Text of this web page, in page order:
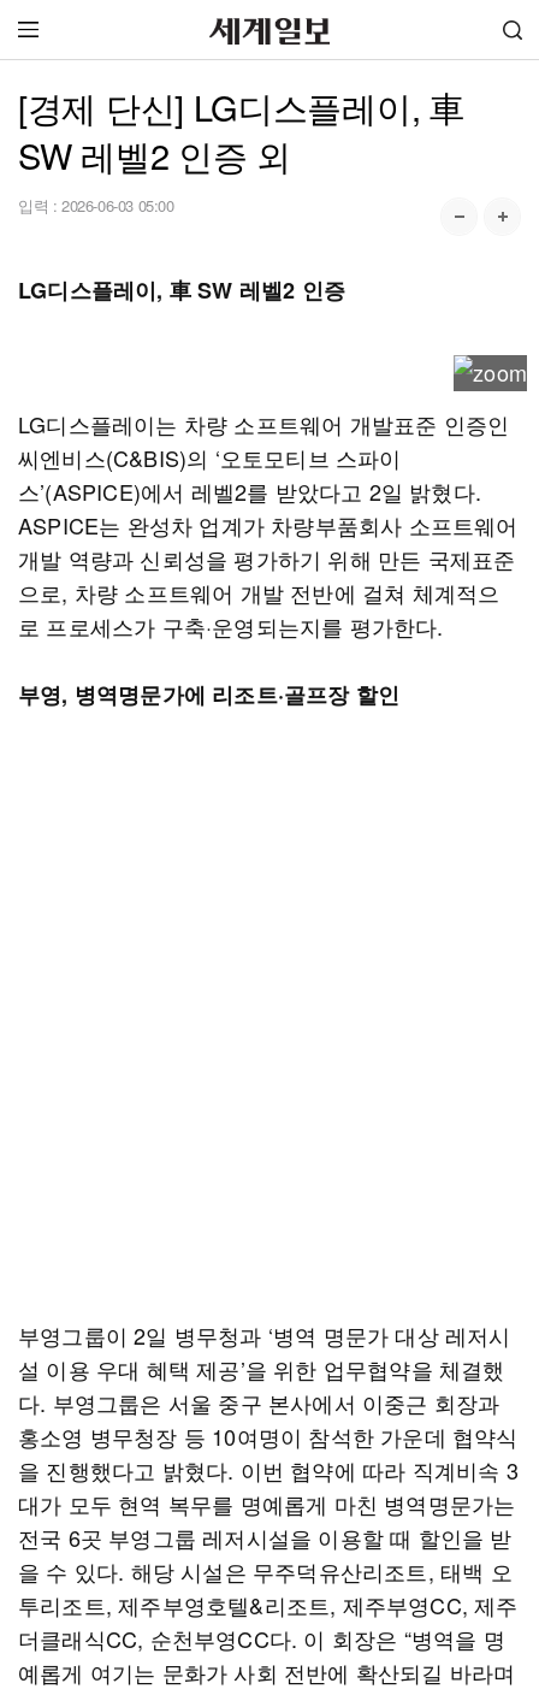
[경제 단신] LG디스플레이, 車
SW 레벨2 인증 외
입력 : 2026-06-03 05:00
LG디스플레이, 車 SW 레벨2 인증
LG디스플레이는 차량 소프트웨어 개발표준 인증인
씨엔비스(C&BIS)의 ‘오토모티브 스파이
스’(ASPICE)에서 레벨2를 받았다고 2일 밝혔다.
ASPICE는 완성차 업계가 차량부품회사 소프트웨어
개발 역량과 신뢰성을 평가하기 위해 만든 국제표준
으로, 차량 소프트웨어 개발 전반에 걸쳐 체계적으
로 프로세스가 구축·운영되는지를 평가한다.
부영, 병역명문가에 리조트·골프장 할인
부영그룹이 2일 병무청과 ‘병역 명문가 대상 레저시
설 이용 우대 혜택 제공’을 위한 업무협약을 체결했
다. 부영그룹은 서울 중구 본사에서 이중근 회장과
홍소영 병무청장 등 10여명이 참석한 가운데 협약식
을 진행했다고 밝혔다. 이번 협약에 따라 직계비속 3
대가 모두 현역 복무를 명예롭게 마친 병역명문가는
전국 6곳 부영그룹 레저시설을 이용할 때 할인을 받
을 수 있다. 해당 시설은 무주덕유산리조트, 태백 오
투리조트, 제주부영호텔&리조트, 제주부영CC, 제주
더클래식CC, 순천부영CC다. 이 회장은 “병역을 명
예롭게 여기는 문화가 사회 전반에 확산되길 바라며